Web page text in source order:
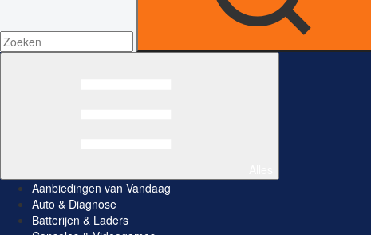
Aanbiedingen van Vandaag
Auto & Diagnose
Batterijen & Laders